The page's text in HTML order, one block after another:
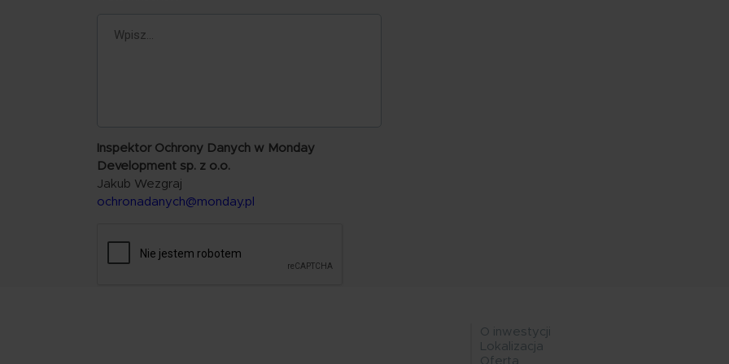
Inspektor Ochrony Danych w Monday
Development sp. z o.o.
Jakub Wezgraj
ochronadanych@monday.pl
Menu
Jeżyce
O inwestycji
Lokalizacja
Oferta